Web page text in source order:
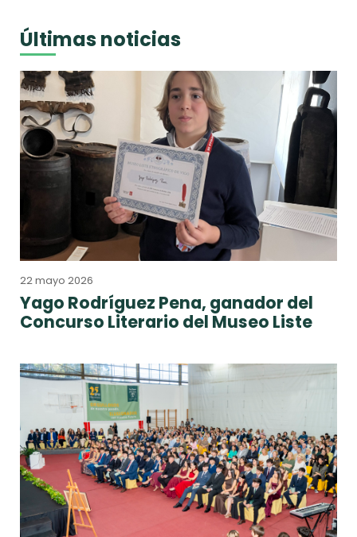
Últimas noticias
22 mayo 2026
Yago Rodríguez Pena, ganador del
Concurso Literario del Museo Liste